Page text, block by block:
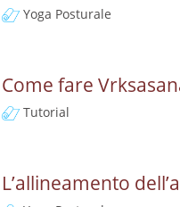
Yoga Posturale
Come fare
Tutorial
L’allineamento